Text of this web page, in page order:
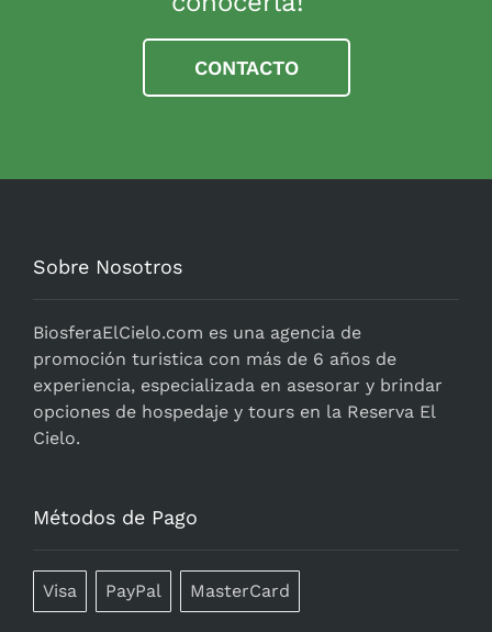
CONTACTO
Sobre Nosotros
BiosferaElCielo.com es una agencia de
promoción turistica con más de 6 años de
experiencia, especializada en asesorar y brindar
opciones de hospedaje y tours en la Reserva El
Cielo.
Métodos de Pago
Visa PayPal MasterCard